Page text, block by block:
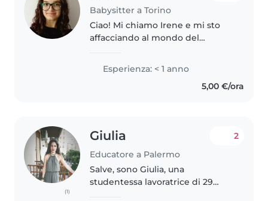
Babysitter a Torino
Ciao! Mi chiamo Irene e mi sto
affacciando al mondo del
entusiasmo e voglia di imparare.
Sono una ragazza di 19 anni
responsabile, affidabile, attenta e
Esperienza: < 1 anno
5,00 €/ora
(1)
Giulia
Educatore a Palermo
2
Salve, sono Giulia, una
studentessa lavoratrice di 29